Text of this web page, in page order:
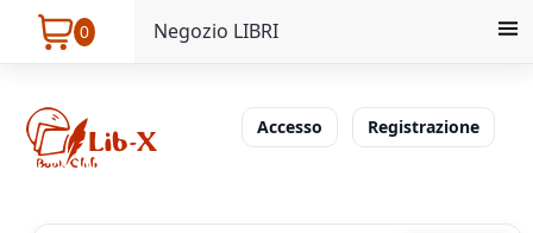
0 Negozio LIBRI
Accesso Registrazione